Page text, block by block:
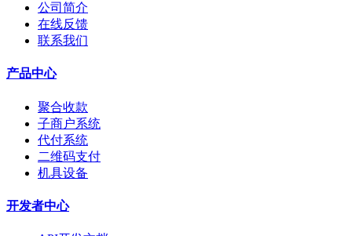
公司简介
在线反馈
联系我们
产品中心
聚合收款
子商户系统
代付系统
二维码支付
机具设备
开发者中心